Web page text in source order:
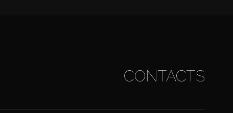
CONTACTS